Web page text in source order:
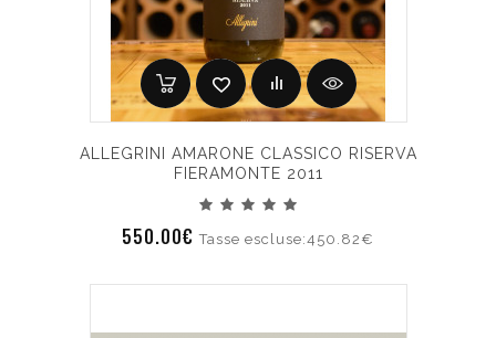
ALLEGRINI AMARONE CLASSICO RISERVA
FIERAMONTE 2011
550.00€Tasse escluse:450.82€